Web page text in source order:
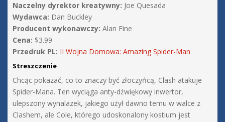
Naczelny dyrektor kreatywny: Joe Quesada
Wydawca: Dan Buckley
Producent wykonawczy: Alan Fine
Cena: $3.99
Przedruk PL: II Wojna Domowa: Amazing Spider-Man
Streszczenie
Chcąc pokazać, co to znaczy być złoczyńcą, Clash atakuje
Spider-Mana. Ten wyciąga anty-dźwiękowy inwertor,
ulepszony wynalazek, jakiego użył dawno temu w walce z
Clashem, ale Cole, którego udoskonalony kostium jest